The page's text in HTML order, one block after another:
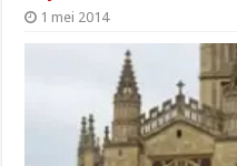
1 mei 2014